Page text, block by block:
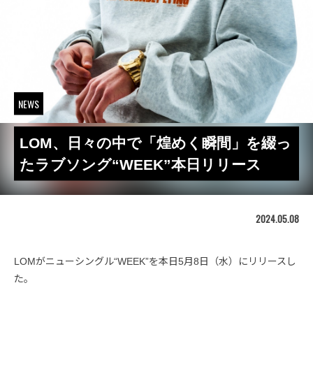
NEWS
LOM、日々の中で「煌めく瞬間」を綴っ
たラブソング“WEEK”本日リリース
2024.05.08
LOMがニューシングル“WEEK”を本日5月8日（水）にリリースし
た。